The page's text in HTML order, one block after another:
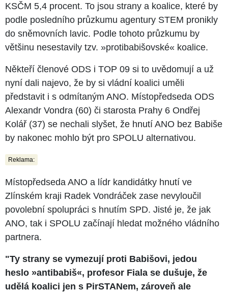
KSČM 5,4 procent. To jsou strany a koalice, které by
podle posledního průzkumu agentury STEM pronikly
do sněmovních lavic. Podle tohoto průzkumu by
většinu nesestavily tzv. »protibabišovské« koalice.
Někteří členové ODS i TOP 09 si to uvědomují a už
nyní dali najevo, že by si vládní koalici uměli
představit i s odmítaným ANO. Místopředseda ODS
Alexandr Vondra (60) či starosta Prahy 6 Ondřej
Kolář (37) se nechali slyšet, že hnutí ANO bez Babiše
by nakonec mohlo být pro SPOLU alternativou.
Reklama:
Místopředseda ANO a lídr kandidátky hnutí ve
Zlínském kraji Radek Vondráček zase nevyloučil
povolební spolupráci s hnutím SPD. Jisté je, že jak
ANO, tak i SPOLU začínají hledat možného vládního
partnera.
"Ty strany se vymezují proti Babišovi, jedou
heslo »antibabiš«, profesor Fiala se dušuje, že
udělá koalici jen s PirSTANem, zároveň ale